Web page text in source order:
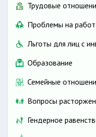
Трудовые
Проблемы на
Льготы для лиц с
Образование
Семейные
Вопросы
Гендерное